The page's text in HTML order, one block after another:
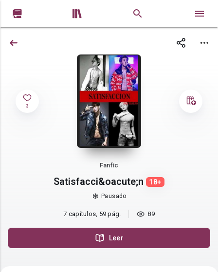
 
3
Fanfic
Satisfacci&oacute;n 18+
Pausado
7 capítulos, 59 pág. 89
Leer